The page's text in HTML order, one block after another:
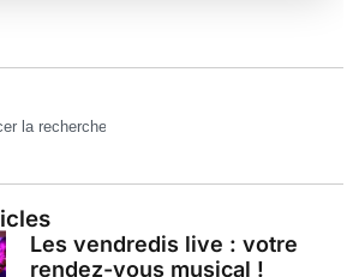
Les vendredis live : votre
rendez-vous musical !